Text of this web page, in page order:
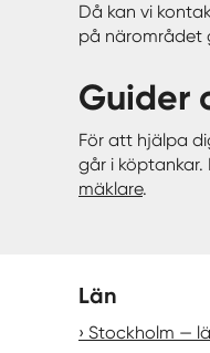
Då kan vi
på närområdet
För att hjälpa
går i
mäklare.
Län
Stockholm —